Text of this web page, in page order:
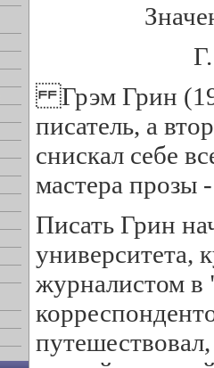
Грэм Грин
писатель, а
снискал себе
мастера прозы
Писать Грин
университета,
журналистом в